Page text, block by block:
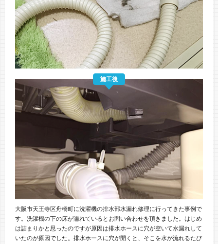
施工後
大阪市天王寺区舟橋町に洗濯機の排水部水漏れ修理に行ってきた事例で
す。洗濯機の下の床が濡れているとお問い合わせを頂きました。はじめ
は詰まりかと思ったのですが原因は排水ホースに穴が空いて水漏れして
いたのが原因でした。排水ホースに穴が開くと、そこを水が流れるたび